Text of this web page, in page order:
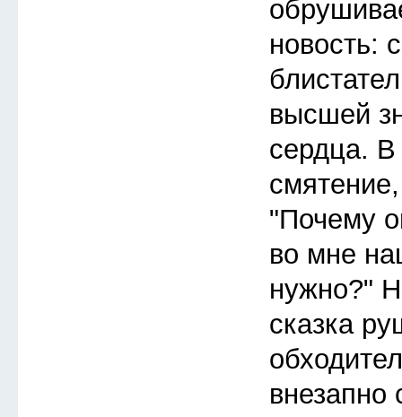
новость:
высшей
сердца.
"Почему
во мне
нужно?"
сказка
внезапно